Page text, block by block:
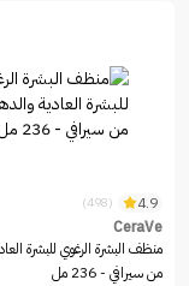
4.9
(498)
CeraVe
منظف البشرة الرغوي للبشرة
من سيرافي - 236 مل